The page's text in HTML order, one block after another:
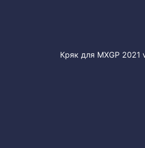
Кряк для MXGP 2021